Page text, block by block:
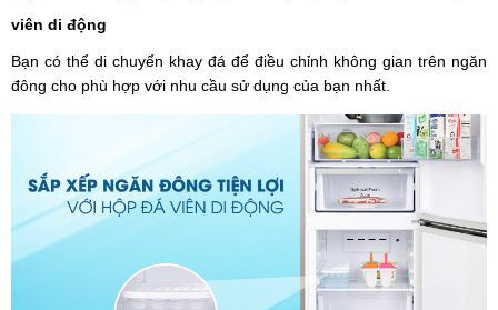
viên di động
Bạn có thể di chuyển khay đá để điều chỉnh không gian trên ngăn
đông cho phù hợp với nhu cầu sử dụng của bạn nhất.